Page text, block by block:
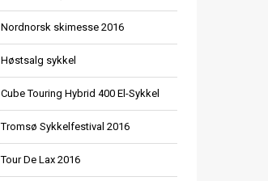
Nordnorsk skimesse 2016
Høstsalg sykkel
Cube Touring Hybrid 400 El-Sykkel
Tromsø Sykkelfestival 2016
Tour De Lax 2016